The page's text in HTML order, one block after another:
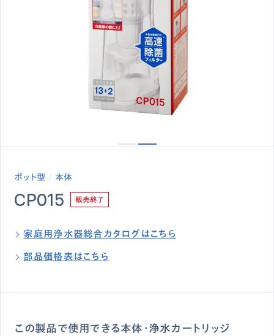
ポット型 本体
CP015 販売終了
家庭用浄水器総合カタログはこちら
部品価格表はこちら
この製品で使用できる本体・浄水カートリッジ